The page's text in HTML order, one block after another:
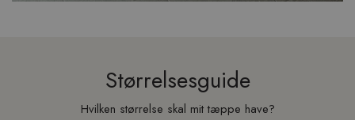
Størrelsesguide
Hvilken størrelse skal mit tæppe have?